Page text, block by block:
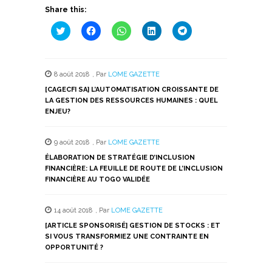
Share this:
Cliquez
pour
une
nouvelle
fenêtre)
Cliquez
pour
une
nouvelle
fenêtre)
Cliquez
pour
une
nouvelle
fenêtre)
Cliquez
pour
une
nouvelle
fenêtre)
Cliquez
pour
nouvelle
fenêtre)
8 août 2018 , Par LOME GAZETTE
[CAGECFI SA] L’AUTOMATISATION CROISSANTE DE
LA GESTION DES RESSOURCES HUMAINES : QUEL
ENJEU?
9 août 2018 , Par LOME GAZETTE
ÉLABORATION DE STRATÉGIE D’INCLUSION
FINANCIÈRE: LA FEUILLE DE ROUTE DE L’INCLUSION
FINANCIÈRE AU TOGO VALIDÉE
14 août 2018 , Par LOME GAZETTE
[ARTICLE SPONSORISÉ] GESTION DE STOCKS : ET
SI VOUS TRANSFORMIEZ UNE CONTRAINTE EN
OPPORTUNITÉ ?